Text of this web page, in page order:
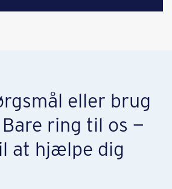
eller brug
ring til os —
at hjælpe dig